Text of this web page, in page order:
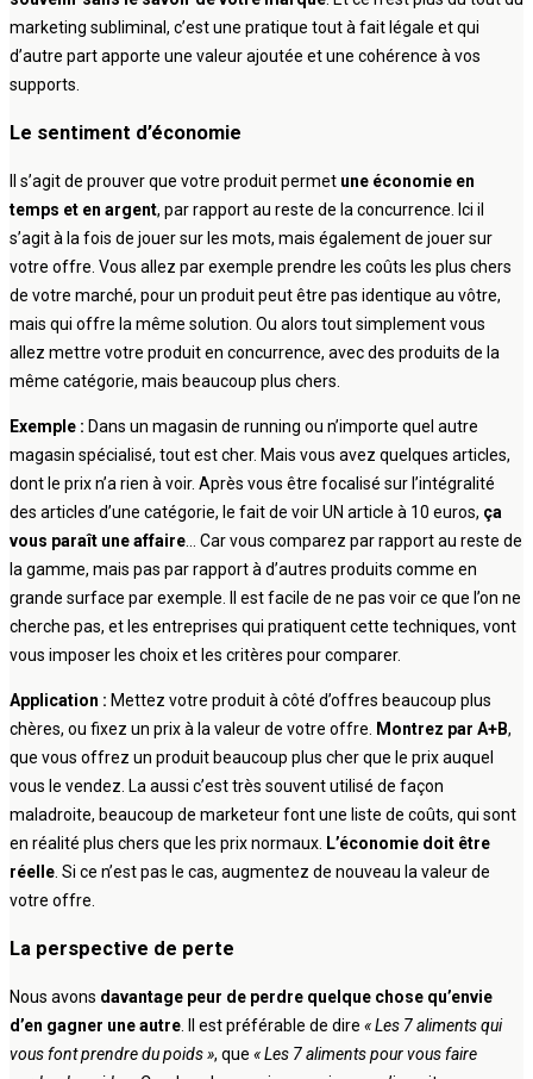
marketing subliminal, c’est une pratique tout à fait légale et qui
d’autre part apporte une valeur ajoutée et une cohérence à vos
supports.
Le sentiment d’économie
Il s’agit de prouver que votre produit permet une économie en
temps et en argent, par rapport au reste de la concurrence. Ici il
s’agit à la fois de jouer sur les mots, mais également de jouer sur
votre offre. Vous allez par exemple prendre les coûts les plus chers
de votre marché, pour un produit peut être pas identique au vôtre,
mais qui offre la même solution. Ou alors tout simplement vous
allez mettre votre produit en concurrence, avec des produits de la
même catégorie, mais beaucoup plus chers.
Exemple : Dans un magasin de running ou n’importe quel autre
magasin spécialisé, tout est cher. Mais vous avez quelques articles,
dont le prix n’a rien à voir. Après vous être focalisé sur l’intégralité
des articles d’une catégorie, le fait de voir UN article à 10 euros, ça
vous paraît une affaire … Car vous comparez par rapport au reste de
la gamme, mais pas par rapport à d’autres produits comme en
grande surface par exemple. Il est facile de ne pas voir ce que l’on ne
cherche pas, et les entreprises qui pratiquent cette techniques, vont
vous imposer les choix et les critères pour comparer.
Application : Mettez votre produit à côté d’offres beaucoup plus
chères, ou fixez un prix à la valeur de votre offre.
Montrez par A+B,
que vous offrez un produit beaucoup plus cher que le prix auquel
vous le vendez. La aussi c’est très souvent utilisé de façon
maladroite, beaucoup de marketeur font une liste de coûts, qui sont
en réalité plus chers que les prix normaux. L’économie doit être
réelle . Si ce n’est pas le cas, augmentez de nouveau la valeur de
votre offre.
La perspective de perte
Nous avons davantage peur de perdre quelque chose qu’envie
d’en gagner une autre . Il est préférable de dire « Les 7 aliments qui
vous font prendre du poids », que « Les 7 aliments pour vous faire